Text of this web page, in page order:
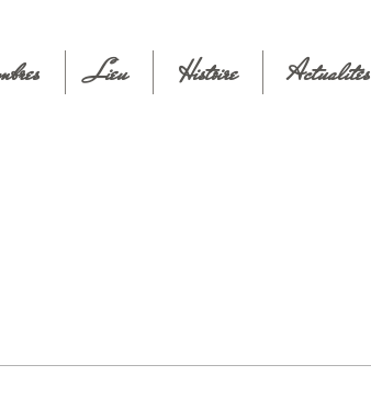
Lieu Histoire Actualités